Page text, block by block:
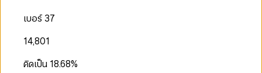
เบอร์ 37
14,801
คิดเป็น 18.68%